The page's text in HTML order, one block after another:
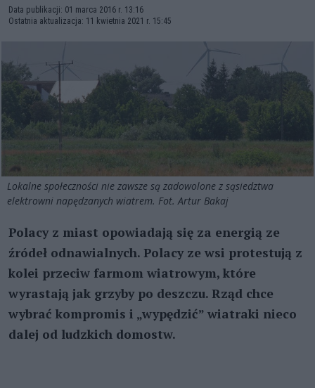
Data publikacji: 01 marca 2016 r. 13:16
Ostatnia aktualizacja: 11 kwietnia 2021 r. 15:45
Lokalne społeczności nie zawsze są zadowolone z sąsiedztwa
elektrowni napędzanych wiatrem. Fot. Artur Bakaj
Polacy z miast opowiadają się za energią ze
źródeł odnawialnych. Polacy ze wsi protestują z
kolei przeciw farmom wiatrowym, które
wyrastają jak grzyby po deszczu. Rząd chce
wybrać kompromis i „wypędzić” wiatraki nieco
dalej od ludzkich domostw.